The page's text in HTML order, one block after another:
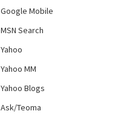
Google Mobile
MSN Search
Yahoo
Yahoo MM
Yahoo Blogs
Ask/Teoma